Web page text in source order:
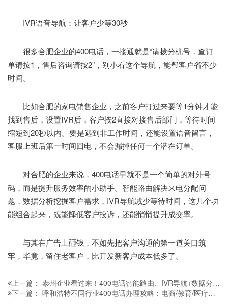
IVR语音导航：让客户少等30秒
很多合肥企业的400电话，一接通就是“请拨分机号，查订
单请按1，售后咨询请按2”，别小看这个导航，能帮客户省不少
时间。
比如合肥的家电销售企业，之前客户打过来要等1分钟才能
找到售后，设置IVR后，客户按2直接对接售后部门，等待时间
缩短到20秒以内。要是遇到非工作时间，还能设置语音留言，
客服上班后第一时间回电，不会漏掉任何一个潜在订单。
对合肥的企业来说，400电话早就不是一个简单的对外号
码，而是提升服务效率的小助手。智能路由解决来电分配问
题，数据分析挖掘客户需求，IVR导航减少等待时间，这几个功
能组合起来，既能降低客户投诉，还能悄悄提升成交率。
与其在广告上砸钱，不如先把客户沟通的第一道关口筑
牢，毕竟，留住老客户，比开发新客户成本低多了。
上一篇： 泰州企业看过来！400电话智能路由、IVR导航+数据分析，高效升级客户服务
下一篇： 呼和浩特不同行业400电话办理攻略：电商/教育/医疗各有门道，别瞎选！